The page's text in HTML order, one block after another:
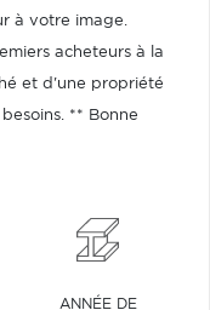
à votre image.
acheteurs à la
et d'une propriété
** Bonne
ANNÉE DE